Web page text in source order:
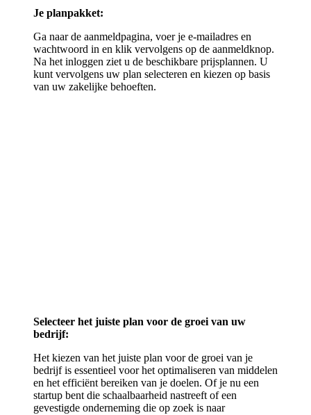
Je planpakket:
Ga naar de aanmeldpagina, voer je e-mailadres en
wachtwoord in en klik vervolgens op de aanmeldknop.
Na het inloggen ziet u de beschikbare prijsplannen. U
kunt vervolgens uw plan selecteren en kiezen op basis
van uw zakelijke behoeften.
Selecteer het juiste plan voor de groei van uw
bedrijf:
Het kiezen van het juiste plan voor de groei van je
bedrijf is essentieel voor het optimaliseren van middelen
en het efficiënt bereiken van je doelen. Of je nu een
startup bent die schaalbaarheid nastreeft of een
gevestigde onderneming die op zoek is naar